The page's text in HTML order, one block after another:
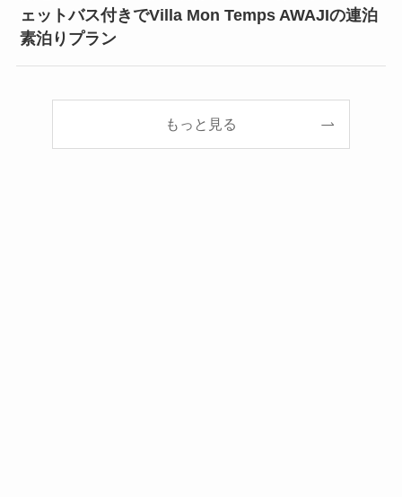
ェットバス付きでVilla Mon Temps AWAJIの連泊
素泊りプラン
もっと見る